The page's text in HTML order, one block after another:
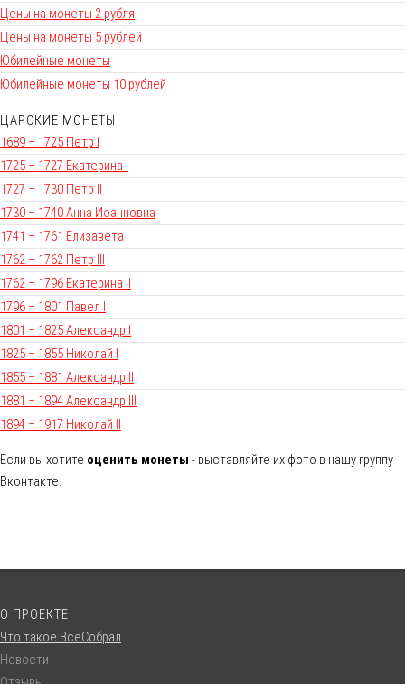
Цены на монеты 2 рубля
Цены на монеты 5 рублей
Юбилейные монеты
Юбилейные монеты 10 рублей
ЦАРСКИЕ МОНЕТЫ
1689 – 1725 Петр I
1725 – 1727 Екатерина I
1727 – 1730 Петр II
1730 – 1740 Анна Иоанновна
1741 – 1761 Елизавета
1762 – 1762 Петр III
1762 – 1796 Екатерина II
1796 – 1801 Павел I
1801 – 1825 Александр I
1825 – 1855 Николай I
1855 – 1881 Александр II
1881 – 1894 Александр III
1894 – 1917 Николай II
Если вы хотите оценить монеты - выставляйте их фото в нашу группу
Вконтакте.
О ПРОЕКТЕ
Что такое ВсеСобрал
Новости